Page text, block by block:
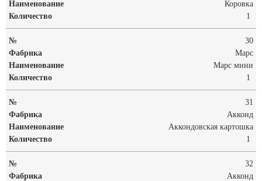
Коровка
1
30
Марс
Марс мини
1
31
Акконд
Аккондовская картошка
1
32
Акконд